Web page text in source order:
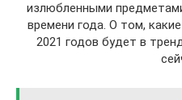
излюбленными
времени года. О том,
2021 годов будет в